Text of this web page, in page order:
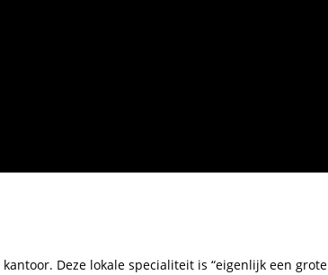
Deze lokale specialiteit is “eigenlijk een grote